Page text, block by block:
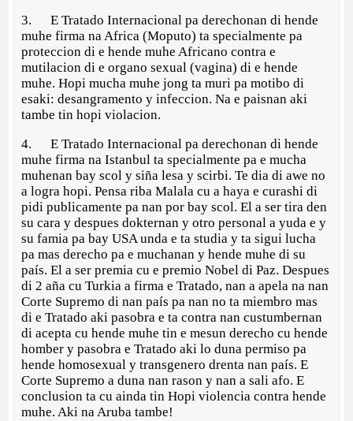
3. E Tratado Internacional pa derechonan di hende
muhe firma na Africa (Moputo) ta specialmente pa
proteccion di e hende muhe Africano contra e
mutilacion di e organo sexual (vagina) di e hende
muhe. Hopi mucha muhe jong ta muri pa motibo di
esaki: desangramento y infeccion. Na e paisnan aki
tambe tin hopi violacion.
4. E Tratado Internacional pa derechonan di hende
muhe firma na Istanbul ta specialmente pa e mucha
muhenan bay scol y siña lesa y scirbi. Te dia di awe no
a logra hopi. Pensa riba Malala cu a haya e curashi di
pidi publicamente pa nan por bay scol. El a ser tira den
su cara y despues dokternan y otro personal a yuda e y
su famia pa bay USA unda e ta studia y ta sigui lucha
pa mas derecho pa e muchanan y hende muhe di su
país. El a ser premia cu e premio Nobel di Paz. Despues
di 2 aña cu Turkia a firma e Tratado, nan a apela na nan
Corte Supremo di nan país pa nan no ta miembro mas
di e Tratado aki pasobra e ta contra nan custumbernan
di acepta cu hende muhe tin e mesun derecho cu hende
homber y pasobra e Tratado aki lo duna permiso pa
hende homosexual y transgenero drenta nan país. E
Corte Supremo a duna nan rason y nan a sali afo. E
conclusion ta cu ainda tin Hopi violencia contra hende
muhe. Aki na Aruba tambe!